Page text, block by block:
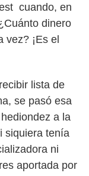
cuando, en
dinero
vez? ¡Es el
lista de
se pasó esa
a la
siquiera tenía
ni
aportada por